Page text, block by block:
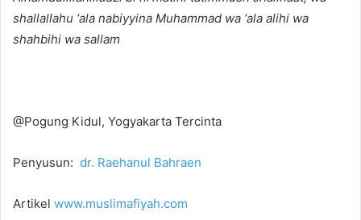
shallallahu ‘ala nabiyyina Muhammad wa ‘ala alihi wa
shahbihi wa sallam
@Pogung Kidul, Yogyakarta Tercinta
Penyusun: dr. Raehanul Bahraen
Artikel www.muslimafiyah.com